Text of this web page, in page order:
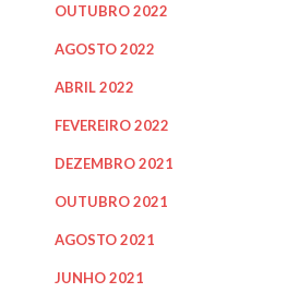
OUTUBRO 2022
AGOSTO 2022
ABRIL 2022
FEVEREIRO 2022
DEZEMBRO 2021
OUTUBRO 2021
AGOSTO 2021
JUNHO 2021